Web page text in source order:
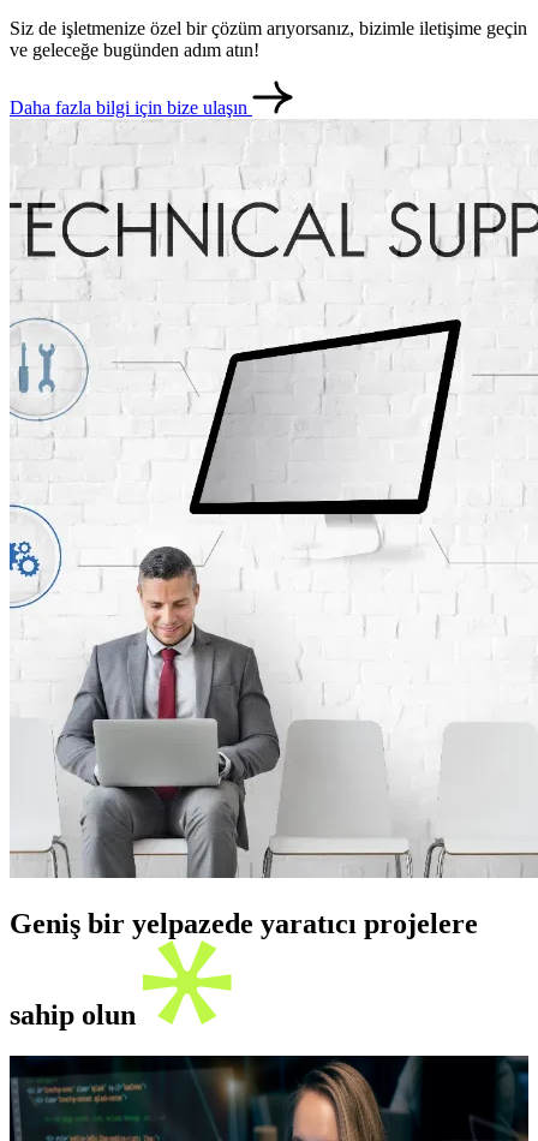
İletişim
Siz de işletmenize özel bir çözüm arıyorsanız, bizimle iletişime geçin
ve geleceğe bugünden adım atın!
Daha fazla bilgi için bize ulaşın
Geniş bir yelpazede yaratıcı projelere
sahip olun